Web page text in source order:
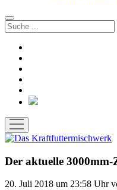
Suchen
Bluesky
Menü
öffnen
Der aktuelle
20. Juli 2018 um 23:58 Uhr